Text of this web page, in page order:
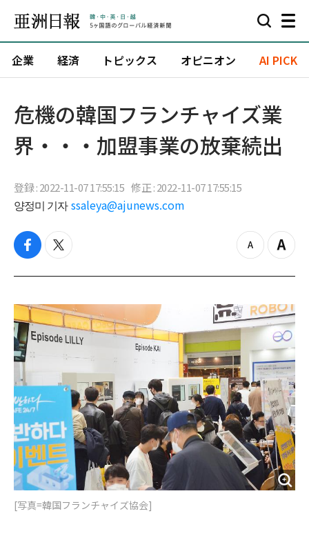
企業 経済 トピックス オピニオン AI PICK
危機の韓国フランチャイズ業
界・・・加盟事業の放棄続出
登録 : 2022-11-07 17:55:15 修正 : 2022-11-07 17:55:15
양정미 기자 ssaleya@ajunews.com
f
c
b
o
o
k
t
i
t
e
r
z
o
o
u
t
Z
o
i
n
[写真=韓国フランチャイズ協会]